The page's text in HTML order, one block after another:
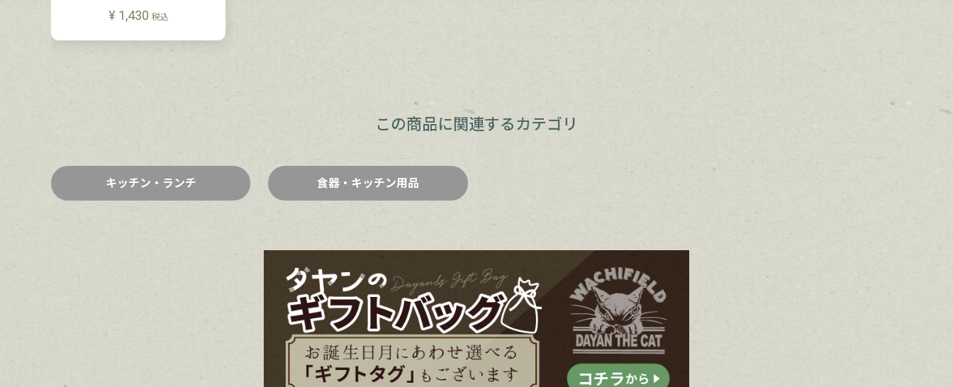
¥ 1,430 税込
この商品に関連するカテゴリ
キッチン・ランチ 食器・キッチン用品